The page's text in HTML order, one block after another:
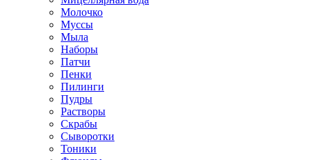
Молочко
Муссы
Мыла
Наборы
Патчи
Пенки
Пилинги
Пудры
Растворы
Скрабы
Сыворотки
Тоники